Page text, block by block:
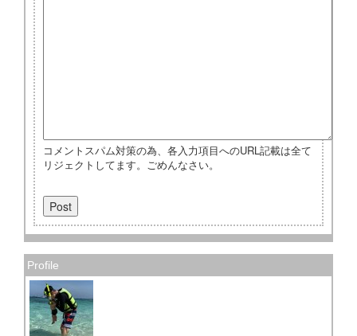
コメントスパム対策の為、各入力項目へのURL記載は全て
リジェクトしてます。ごめんなさい。
Profile